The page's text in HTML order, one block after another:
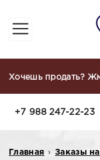
Хочешь продать?
+7 988 247-22-23
Главная › Заказы